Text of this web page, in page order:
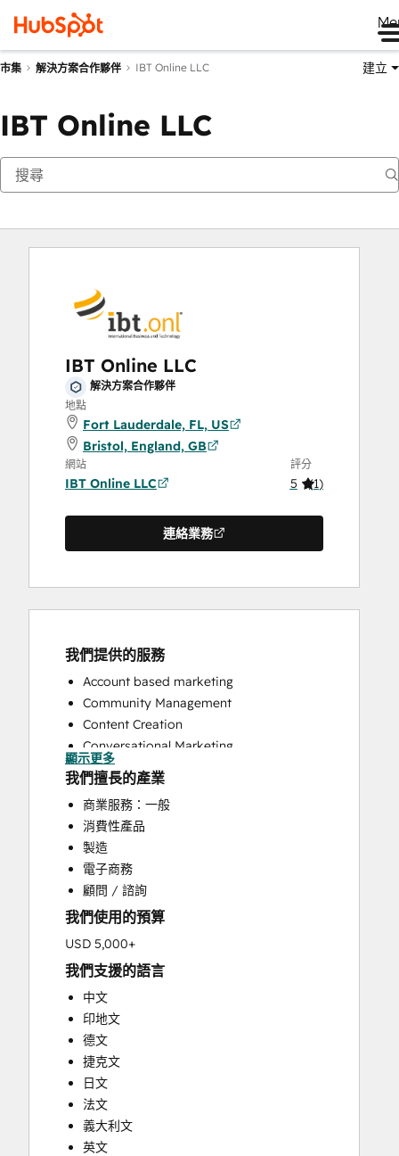
市集 解決方案合作夥伴 IBT Online LLC 建立
IBT Online LLC
IBT Online LLC
解決方案合作夥伴
地點
Fort Lauderdale, FL, US
Bristol, England, GB
網站
IBT Online LLC
評分
5 (1)
連絡業務
我們提供的服務
Account based marketing
Community Management
Content Creation
Conversational Marketing
Customer Marketing
Email Marketing
Full Inbound Marketing Services
Paid Advertising
Search Engine Optimization
Social Media
Video Production
Website Design
Website Development
Website Migration
顯示更多
我們擅長的產業
商業服務：一般
消費性產品
製造
電子商務
顧問 / 諮詢
我們使用的預算
USD 5,000+
我們支援的語言
中文
印地文
德文
捷克文
日文
法文
義大利文
英文